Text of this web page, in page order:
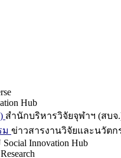
Hub
สำนักบริหารวิจัยจุฬาฯ (สบจ
ม ข่าวสารงานวิจัยและนวัตก
Social Innovation Hub